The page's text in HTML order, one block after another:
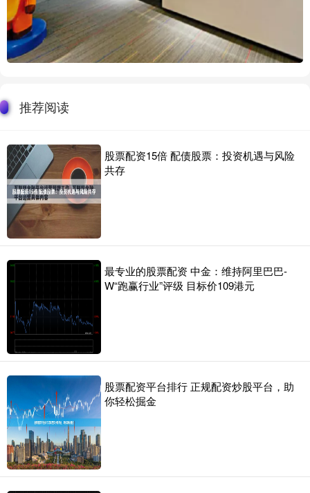
推荐阅读
股票配资15倍 配债股票：投资机遇与风险
共存
最专业的股票配资 中金：维持阿里巴巴-
W“跑赢行业”评级 目标价109港元
股票配资平台排行 正规配资炒股平台，助
你轻松掘金